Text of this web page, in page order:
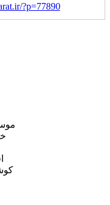
?p=77890